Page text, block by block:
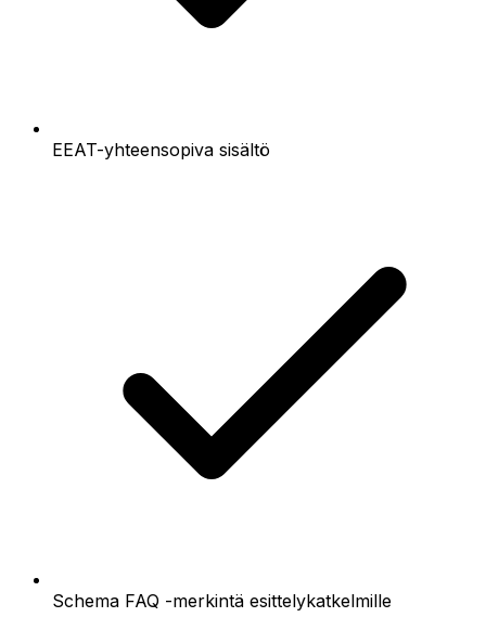
EEAT-yhteensopiva sisältö
Schema FAQ -merkintä esittelykatkelmille